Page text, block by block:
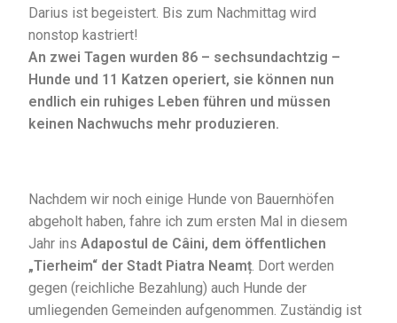
Darius ist begeistert. Bis zum Nachmittag wird
nonstop kastriert!
An zwei Tagen wurden 86 – sechsundachtzig –
Hunde und 11 Katzen operiert, sie können nun
endlich ein ruhiges Leben führen und müssen
keinen Nachwuchs mehr produzieren.
Nachdem wir noch einige Hunde von Bauernhöfen
abgeholt haben, fahre ich zum ersten Mal in diesem
Jahr insAdapostul de Câini, dem öffentlichen
„Tierheim“ der Stadt Piatra Neamț. Dort werden
gegen (reichliche Bezahlung) auch Hunde der
umliegenden Gemeinden aufgenommen. Zuständig ist